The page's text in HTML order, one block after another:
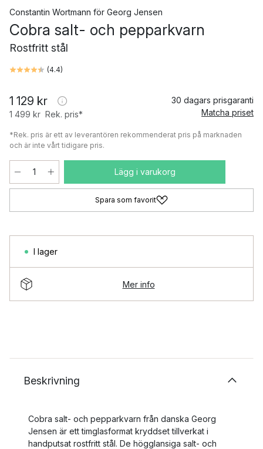
Constantin Wortmann för Georg Jensen
Cobra salt- och pepparkvarn
Rostfritt stål
(4.4)
1 129 kr
1 499 kr Rek. pris*
30 dagars prisgaranti
Matcha priset
*Rek. pris är ett av leverantören rekommenderat pris på marknaden
och är inte vårt tidigare pris.
Lägg i varukorg
Spara som favorit
I lager
Mer info
Beskrivning
Cobra salt- och pepparkvarn från danska Georg
Jensen är ett timglasformat kryddset tillverkat i
handputsat rostfritt stål. De högglansiga salt- och